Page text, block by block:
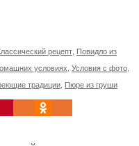
рецепт Повидло из
условиях Условия с фото
традиции Пюре из груши